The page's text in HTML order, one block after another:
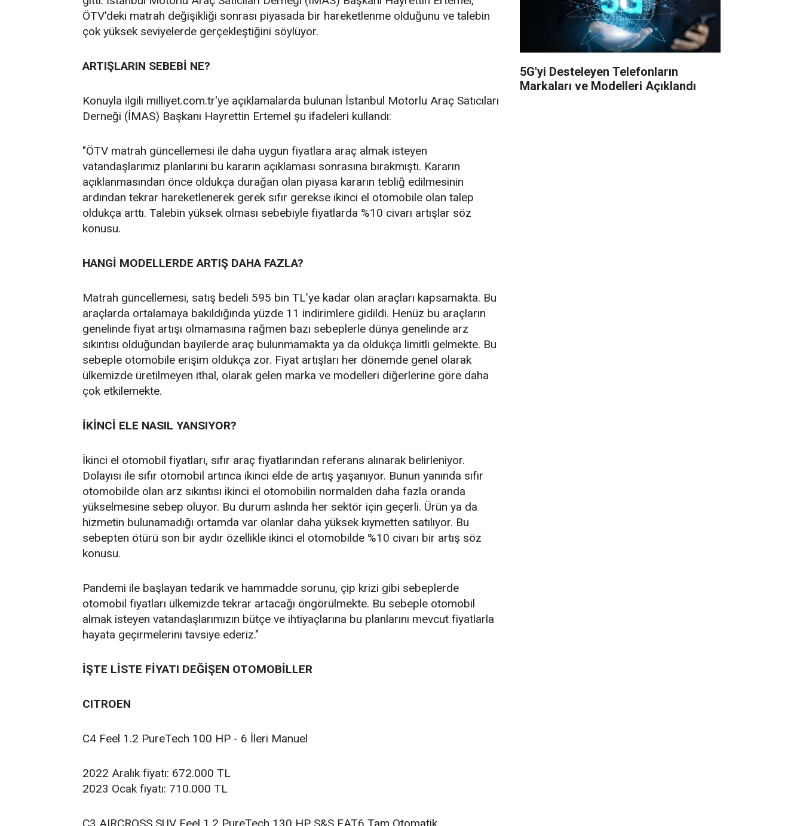
ÖTV'deki matrah değişikliği sonrası piyasada bir hareketlenme olduğunu ve talebin
çok yüksek seviyelerde gerçekleştiğini söylüyor.
ARTIŞLARIN SEBEBİ NE?
Konuyla ilgili milliyet.com.tr'ye açıklamalarda bulunan İstanbul Motorlu Araç Satıcıları
Derneği (İMAS) Başkanı Hayrettin Ertemel şu ifadeleri kullandı:
"ÖTV matrah güncellemesi ile daha uygun fiyatlara araç almak isteyen
vatandaşlarımız planlarını bu kararın açıklaması sonrasına bırakmıştı. Kararın
açıklanmasından önce oldukça durağan olan piyasa kararın tebliğ edilmesinin
ardından tekrar hareketlenerek gerek sıfır gerekse ikinci el otomobile olan talep
oldukça arttı. Talebin yüksek olması sebebiyle fiyatlarda %10 civarı artışlar söz
konusu.
HANGİ MODELLERDE ARTIŞ DAHA FAZLA?
Matrah güncellemesi, satış bedeli 595 bin TL’ye kadar olan araçları kapsamakta. Bu
araçlarda ortalamaya bakıldığında yüzde 11 indirimlere gidildi. Henüz bu araçların
genelinde fiyat artışı olmamasına rağmen bazı sebeplerle dünya genelinde arz
sıkıntısı olduğundan bayilerde araç bulunmamakta ya da oldukça limitli gelmekte. Bu
sebeple otomobile erişim oldukça zor. Fiyat artışları her dönemde genel olarak
ülkemizde üretilmeyen ithal, olarak gelen marka ve modelleri diğerlerine göre daha
çok etkilemekte.
İKİNCİ ELE NASIL YANSIYOR?
İkinci el otomobil fiyatları, sıfır araç fiyatlarından referans alınarak belirleniyor.
Dolayısı ile sıfır otomobil artınca ikinci elde de artış yaşanıyor. Bunun yanında sıfır
otomobilde olan arz sıkıntısı ikinci el otomobilin normalden daha fazla oranda
yükselmesine sebep oluyor. Bu durum aslında her sektör için geçerli. Ürün ya da
hizmetin bulunamadığı ortamda var olanlar daha yüksek kıymetten satılıyor. Bu
sebepten ötürü son bir aydır özellikle ikinci el otomobilde %10 civarı bir artış söz
konusu.
Pandemi ile başlayan tedarik ve hammadde sorunu, çip krizi gibi sebeplerde
otomobil fiyatları ülkemizde tekrar artacağı öngörülmekte. Bu sebeple otomobil
almak isteyen vatandaşlarımızın bütçe ve ihtiyaçlarına bu planlarını mevcut fiyatlarla
hayata geçirmelerini tavsiye ederiz."
İŞTE LİSTE FİYATI DEĞİŞEN OTOMOBİLLER
CITROEN
C4 Feel 1.2 PureTech 100 HP - 6 İleri Manuel
2022 Aralık fiyatı: 672.000 TL
2023 Ocak fiyatı: 710.000 TL
5G'yi Desteleyen Telefonların
Markaları ve Modelleri Açıklandı